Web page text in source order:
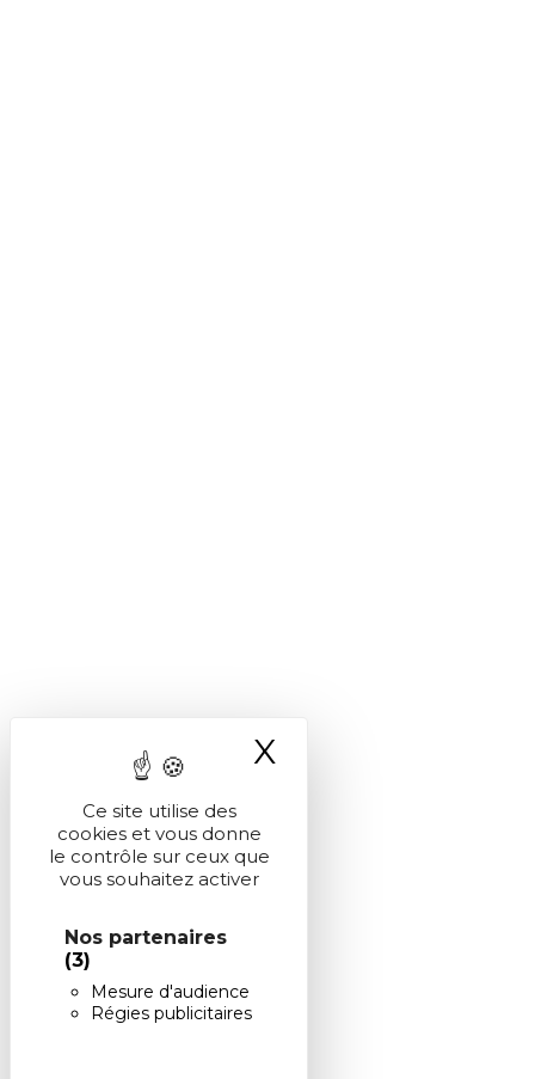
Ce site utilise des
cookies et vous donne
le contrôle sur ceux que
vous souhaitez activer
Nos partenaires
(3)
Mesure d'audience
Régies publicitaires
X